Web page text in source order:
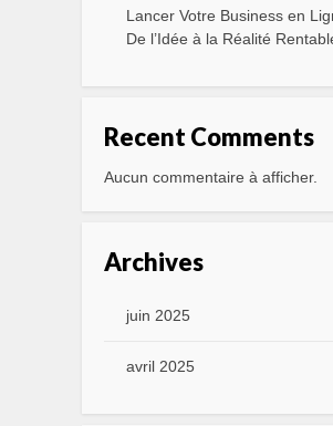
Lancer Votre Business en
De l’Idée à la Réalité
Recent Comments
Aucun commentaire à afficher.
Archives
juin 2025
avril 2025